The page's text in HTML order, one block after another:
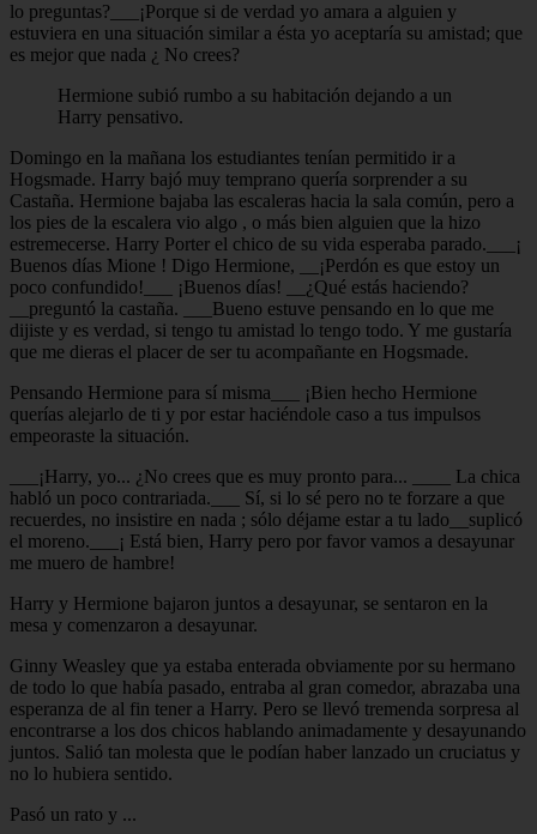
lo preguntas?___¡Porque si de verdad yo amara a alguien y
estuviera en una situación similar a ésta yo aceptaría su amistad; que
es mejor que nada ¿ No crees?
Hermione subió rumbo a su habitación dejando a un
Harry pensativo.
Domingo en la mañana los estudiantes tenían permitido ir a
Hogsmade. Harry bajó muy temprano quería sorprender a su
Castaña. Hermione bajaba las escaleras hacia la sala común, pero a
los pies de la escalera vio algo , o más bien alguien que la hizo
estremecerse. Harry Porter el chico de su vida esperaba parado.___¡
Buenos días Mione ! Digo Hermione, __¡Perdón es que estoy un
poco confundido!___ ¡Buenos días! __¿Qué estás haciendo?
__preguntó la castaña. ___Bueno estuve pensando en lo que me
dijiste y es verdad, si tengo tu amistad lo tengo todo. Y me gustaría
que me dieras el placer de ser tu acompañante en Hogsmade.
Pensando Hermione para sí misma___ ¡Bien hecho Hermione
querías alejarlo de ti y por estar haciéndole caso a tus impulsos
empeoraste la situación.
___¡Harry, yo... ¿No crees que es muy pronto para... ____ La chica
habló un poco contrariada.___ Sí, si lo sé pero no te forzare a que
recuerdes, no insistire en nada ; sólo déjame estar a tu lado__suplicó
el moreno.___¡ Está bien, Harry pero por favor vamos a desayunar
me muero de hambre!
Harry y Hermione bajaron juntos a desayunar, se sentaron en la
mesa y comenzaron a desayunar.
Ginny Weasley que ya estaba enterada obviamente por su hermano
de todo lo que había pasado, entraba al gran comedor, abrazaba una
esperanza de al fin tener a Harry. Pero se llevó tremenda sorpresa al
encontrarse a los dos chicos hablando animadamente y desayunando
juntos. Salió tan molesta que le podían haber lanzado un cruciatus y
no lo hubiera sentido.
Pasó un rato y ...